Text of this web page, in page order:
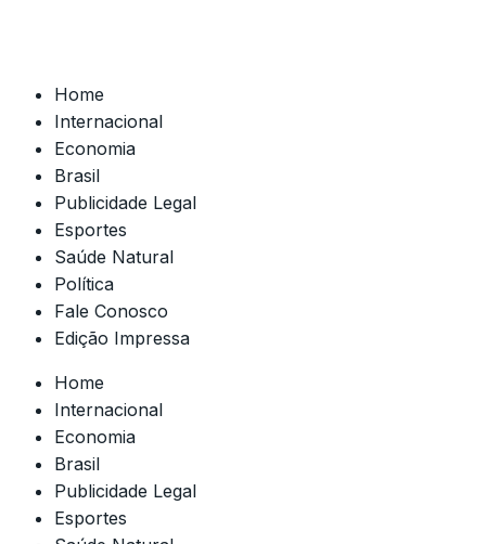
Home
Internacional
Economia
Brasil
Publicidade Legal
Esportes
Saúde Natural
Política
Fale Conosco
Edição Impressa
Home
Internacional
Economia
Brasil
Publicidade Legal
Esportes